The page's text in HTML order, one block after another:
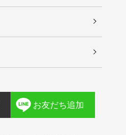
お友だち追加